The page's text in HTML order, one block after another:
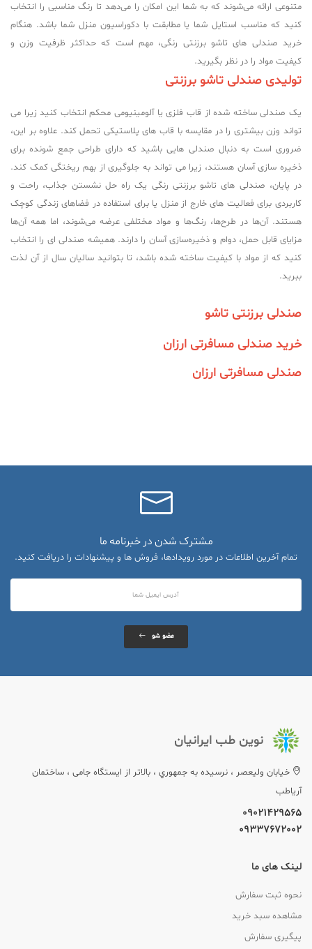
متنوعی ارائه می‌شوند که به شما این امکان را می‌دهد تا رنگ مناسبی را انتخاب
کنید که مناسب استایل شما یا مطابقت با دکوراسیون منزل شما باشد. هنگام
خرید صندلی های تاشو برزنتی رنگی، مهم است که حداکثر ظرفیت وزن و
کیفیت مواد را در نظر بگیرید.
تولیدی صندلی تاشو برزنتی
یک صندلی ساخته شده از قاب فلزی یا آلومینیومی محکم انتخاب کنید زیرا می
تواند وزن بیشتری را در مقایسه با قاب های پلاستیکی تحمل کند. علاوه بر این،
ضروری است به دنبال صندلی هایی باشید که دارای طراحی جمع شونده برای
ذخیره سازی آسان هستند، زیرا می تواند به جلوگیری از بهم ریختگی کمک کند.
در پایان، صندلی های تاشو برزنتی رنگی یک راه حل نشستن جذاب، راحت و
کاربردی برای فعالیت های خارج از منزل یا برای استفاده در فضاهای زندگی کوچک
هستند. آن‌ها در طرح‌ها، رنگ‌ها و مواد مختلفی عرضه می‌شوند، اما همه آن‌ها
مزایای قابل حمل، دوام و ذخیره‌سازی آسان را دارند. همیشه صندلی ای را انتخاب
کنید که از مواد با کیفیت ساخته شده باشد، تا بتوانید سالیان سال از آن لذت
ببرید.
صندلی برزنتی تاشو
خرید صندلی مسافرتی ارزان
صندلی مسافرتی ارزان
مشترک شدن در خبرنامه ما
تمام آخرین اطلاعات در مورد رویدادها، فروش ها و پیشنهادات را دریافت کنید.
عضو شو
نوین طب ایرانیان
خيابان وليعصر ، نرسيده به جمهوري ، بالاتر از ایستگاه جامی ، ساختمان
آریاطب
09021429565
09337672002
لینک های ما
نحوه ثبت سفارش
مشاهده سبد خرید
پیگیری سفارش